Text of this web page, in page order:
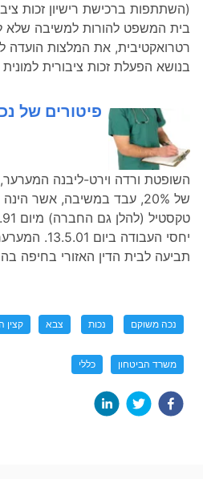
בית המשפט להורות למשיבה שלא
רטרואקטיבית, את המלצות הועדה
בנושא הפעלת זכות ציבורית למונית
פיטורים של
השופטת ורדה
של 20%, עבד במשיבה, אשר
תביעה לבית הדין האזורי בחיפה
נכה משוקם נכות צבא קצין
משרד הביטחון כללי